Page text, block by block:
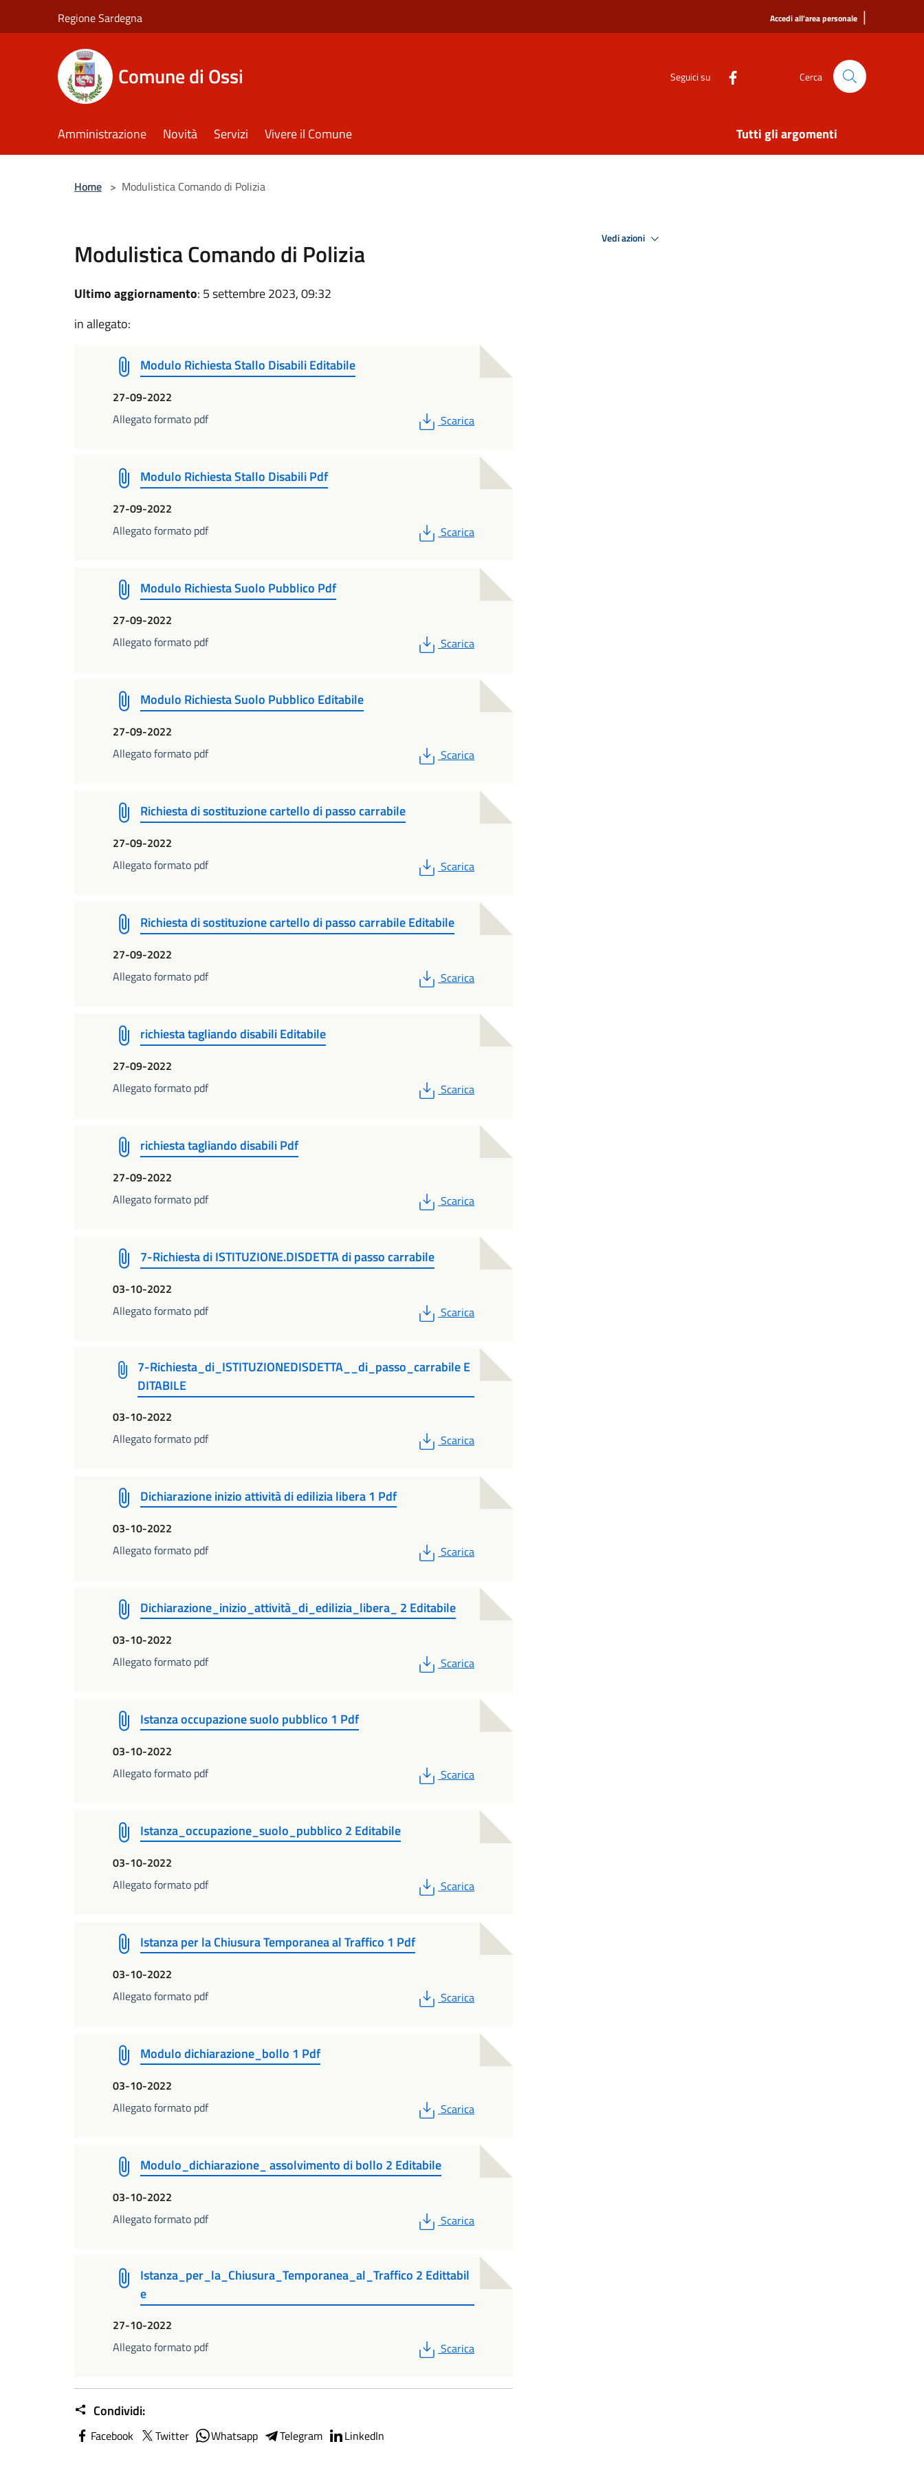
Regione Sardegna Accedi all'area personale |
Comune di Ossi Seguici su Cerca
Amministrazione Novità Servizi Vivere il Comune Tutti gli argomenti
Home > Modulistica Comando di Polizia
Modulistica Comando di Polizia
Ultimo aggiornamento: 5 settembre 2023, 09:32
in allegato:
Modulo Richiesta Stallo Disabili Editabile
27-09-2022
Allegato formato pdf
PDF
Scarica
Modulo Richiesta Stallo Disabili Pdf
27-09-2022
Allegato formato pdf
PDF
Scarica
Modulo Richiesta Suolo Pubblico Pdf
27-09-2022
Allegato formato pdf
PDF
Scarica
Modulo Richiesta Suolo Pubblico Editabile
27-09-2022
Allegato formato pdf
PDF
Scarica
Richiesta di sostituzione cartello di passo carrabile
27-09-2022
Allegato formato pdf
PDF
Scarica
Richiesta di sostituzione cartello di passo carrabile Editabile
27-09-2022
Allegato formato pdf
PDF
Scarica
richiesta tagliando disabili Editabile
27-09-2022
Allegato formato pdf
PDF
Scarica
richiesta tagliando disabili Pdf
27-09-2022
Allegato formato pdf
PDF
Scarica
7-Richiesta di ISTITUZIONE.DISDETTA di passo carrabile
03-10-2022
Allegato formato pdf
PDF
Scarica
7-Richiesta_di_ISTITUZIONEDISDETTA__di_passo_carrabile E
DITABILE
03-10-2022
Allegato formato pdf
PDF
Scarica
Dichiarazione inizio attività di edilizia libera 1 Pdf
03-10-2022
Allegato formato pdf
PDF
Scarica
Dichiarazione_inizio_attività_di_edilizia_libera_ 2 Editabile
03-10-2022
Allegato formato pdf
PDF
Scarica
Istanza occupazione suolo pubblico 1 Pdf
03-10-2022
Allegato formato pdf
PDF
Scarica
Istanza_occupazione_suolo_pubblico 2 Editabile
03-10-2022
Allegato formato pdf
PDF
Scarica
Istanza per la Chiusura Temporanea al Traffico 1 Pdf
03-10-2022
Allegato formato pdf
PDF
Scarica
Modulo dichiarazione_bollo 1 Pdf
03-10-2022
Allegato formato pdf
PDF
Scarica
Modulo_dichiarazione_ assolvimento di bollo 2 Editabile
03-10-2022
Allegato formato pdf
PDF
Scarica
Istanza_per_la_Chiusura_Temporanea_al_Traffico 2 Edittabil
e
27-10-2022
Allegato formato pdf
PDF
Scarica
Condividi:
Facebook Twitter Whatsapp Telegram LinkedIn
Vedi azioni